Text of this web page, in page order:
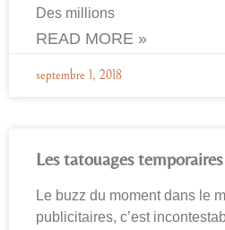
Des millions
READ MORE »
septembre 1, 2018
Les tatouages
Le buzz du moment dans le
publicitaires, c’est